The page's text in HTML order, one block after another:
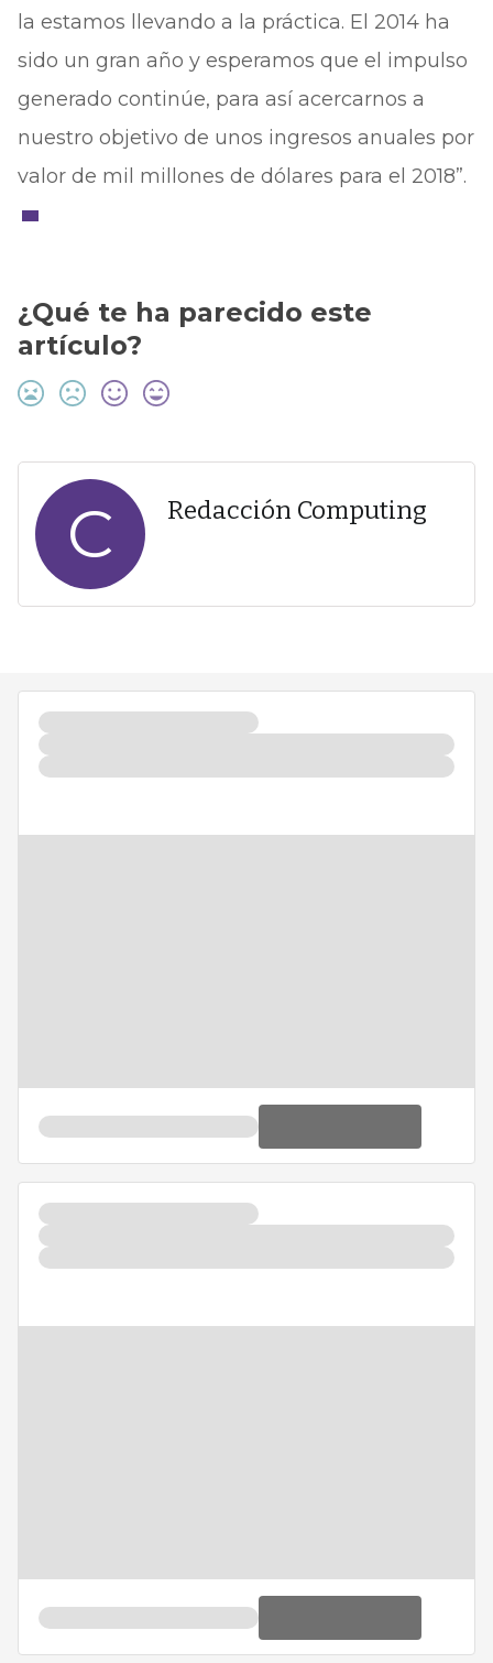
la estamos llevando a la práctica. El 2014 ha
sido un gran año y esperamos que el impulso
generado continúe, para así acercarnos a
nuestro objetivo de unos ingresos anuales por
valor de mil millones de dólares para el 2018”.
¿Qué te ha parecido este
artículo?
C Redacción Computing